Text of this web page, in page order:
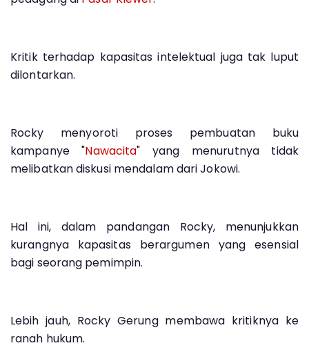
Kritik terhadap kapasitas intelektual juga tak luput
dilontarkan.
Rocky menyoroti proses pembuatan buku
kampanye "Nawacita" yang menurutnya tidak
melibatkan diskusi mendalam dari Jokowi.
Hal ini, dalam pandangan Rocky, menunjukkan
kurangnya kapasitas berargumen yang esensial
bagi seorang pemimpin.
Lebih jauh, Rocky Gerung membawa kritiknya ke
ranah hukum.